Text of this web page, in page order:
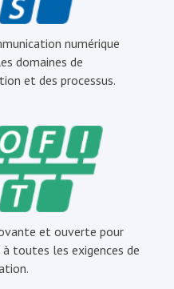
numérique
domaines de
et des processus.
et ouverte pour
toutes les exigences de